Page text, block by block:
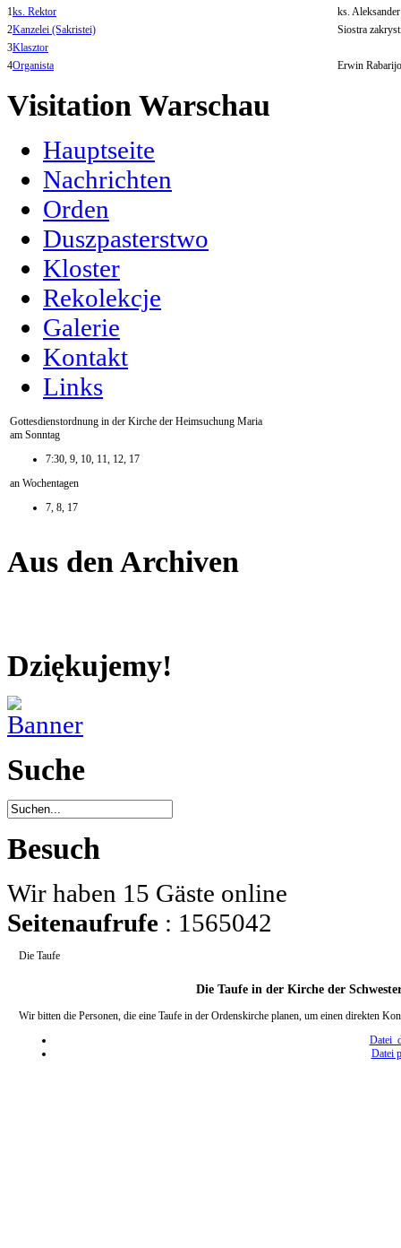
1ks. Rektor
ks.
2Kanzelei (Sakristei)
Siostra
3Klasztor
4Organista Erwin
Visitation Warschau
Hauptseite
Nachrichten
Orden
Duszpasterstwo
Kloster
Rekolekcje
Galerie
Kontakt
Links
Gottesdienstordnung in der Kirche der Heimsuchung Maria
am Sonntag
7:30, 9, 10, 11, 12, 17
an Wochentagen
7, 8, 17
Aus den Archiven
Dziękujemy!
Suche
Besuch
Wir haben 15 Gäste online
Seitenaufrufe : 1565042
Die Taufe
Die Taufe in der Kirche der
Wir bitten die Personen, die eine Taufe in der Ordenskirche planen, um einen direkten
Datei
Datei